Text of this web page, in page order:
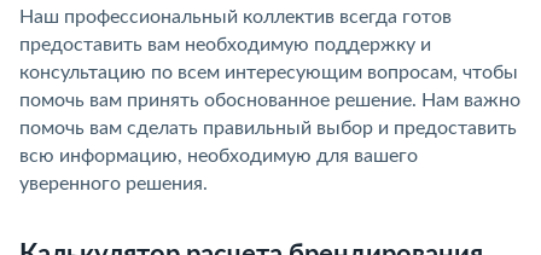
Наш профессиональный коллектив всегда готов
предоставить вам необходимую поддержку и
консультацию по всем интересующим вопросам, чтобы
помочь вам принять обоснованное решение. Нам важно
помочь вам сделать правильный выбор и предоставить
всю информацию, необходимую для вашего
уверенного решения.